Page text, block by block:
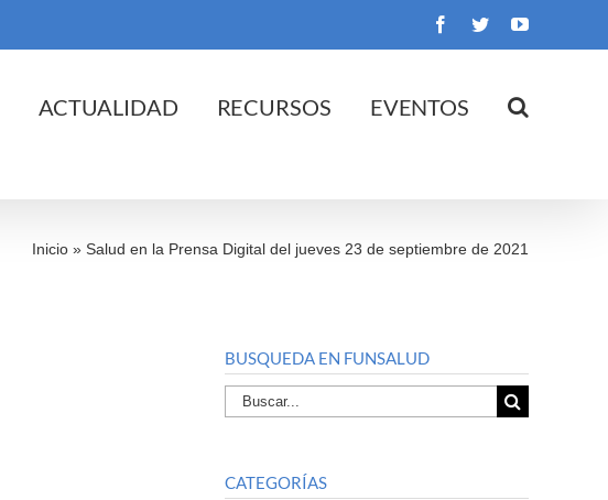
Facebook
TwitterYouTube
ACTUALIDAD RECURSOS EVENTOS
Inicio » Salud en la Prensa Digital del jueves 23 de septiembre de 2021
BUSQUEDA EN FUNSALUD
Buscar
por:
CATEGORÍAS